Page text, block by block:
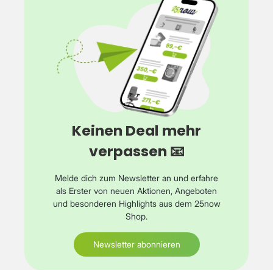
Keinen Deal mehr
verpassen 📧
Melde dich zum Newsletter an und erfahre
als Erster von neuen Aktionen, Angeboten
und besonderen Highlights aus dem 25now
Shop.
Newsletter abonnieren